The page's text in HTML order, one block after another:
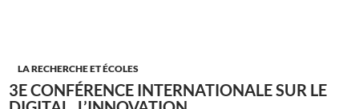
LA RECHERCHE ET ÉCOLES
3E CONFÉRENCE INTERNATIONALE SUR LE